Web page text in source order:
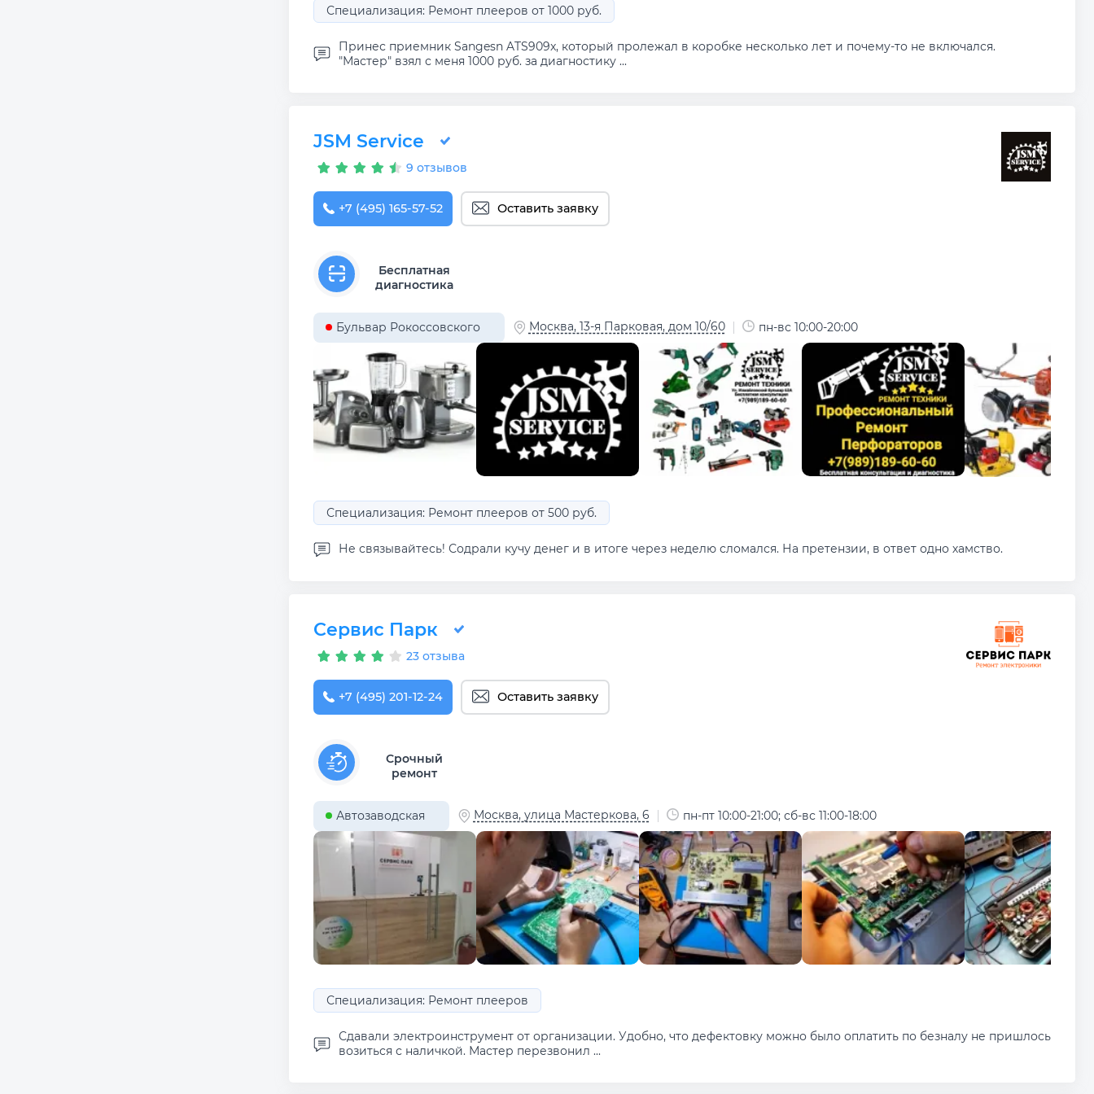
Специализация: Ремонт плееров от 1000 руб.
Принес приемник Sangesn ATS909x, который пролежал в коробке несколько лет и почему-то не включался.
"Мастер" взял с меня 1000 руб. за диагностику ...
JSM Service
9 отзывов
+7 (495) 165-57-52 Оставить заявку
Бесплатная
диагностика
Бульвар Рокоссовского Москва, 13-я Парковая, дом 10/60 пн-вс 10:00-20:00
Специализация: Ремонт плееров от 500 руб.
Не связывайтесь! Содрали кучу денег и в итоге через неделю сломался. На претензии, в ответ одно хамство.
Сервис Парк
23 отзыва
+7 (495) 201-12-24 Оставить заявку
Срочный
ремонт
Автозаводская Москва, улица Мастеркова, 6 пн-пт 10:00-21:00; сб-вс 11:00-18:00
Специализация: Ремонт плееров
Сдавали электроинструмент от организации. Удобно, что дефектовку можно было оплатить по безналу не пришлось
возиться с наличкой. Мастер перезвонил ...